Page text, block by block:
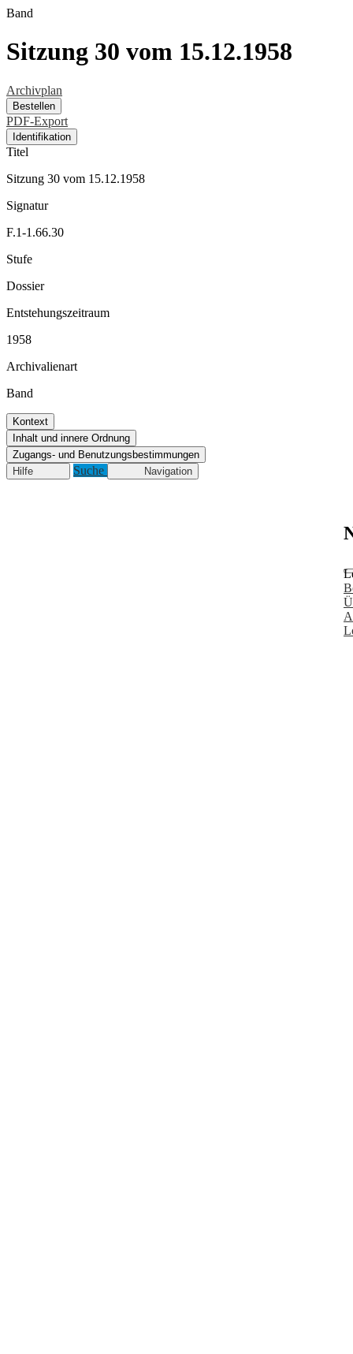
Band
Sitzung 30 vom 15.12.1958
Archivplan
Bestellen
PDF-Export
Identifikation
Titel
Sitzung 30 vom 15.12.1958
Signatur
F.1-1.66.30
Stufe
Dossier
Entstehungszeitraum
1958
Archivalienart
Band
Kontext
Inhalt und innere Ordnung
Zugangs- und Benutzungsbestimmungen
Hilfe
Suche Navigation